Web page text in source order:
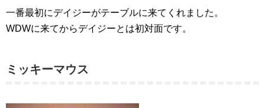
一番最初にデイジーがテーブルに来てくれました。
WDWに来てからデイジーとは初対面です。
ミッキーマウス